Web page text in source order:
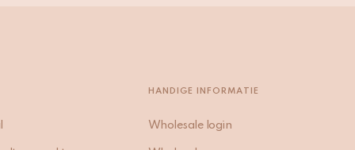
HANDIGE INFORMATIE
Wholesale login